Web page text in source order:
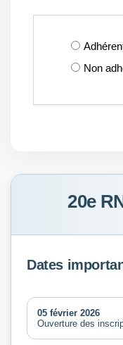
Non
20e
Dates
05 février 2026
Ouverture des